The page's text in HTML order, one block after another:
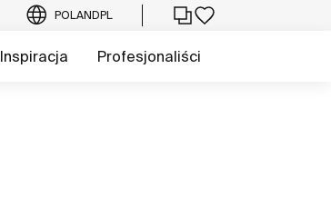
POLANDPL
Inspiracja Profesjonaliści